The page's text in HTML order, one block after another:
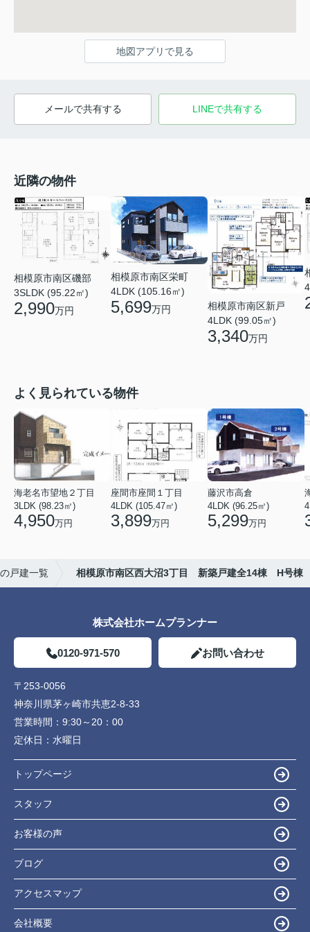
地図アプリで見る
メールで共有する LINEで共有する
近隣の物件
相模原市南区磯部
3SLDK (95.22㎡)
2,990万円
相模原市南区栄町
4LDK (105.16㎡)
5,699万円
相模原市南区新戸
4LDK (99.05㎡)
3,340万円
よく見られている物件
海老名市望地２丁目
3LDK (98.23㎡)
4,950万円
座間市座間１丁目
4LDK (105.47㎡)
3,899万円
藤沢市高倉
4LDK (96.25㎡)
5,299万円
戸建一覧 相模原市南区西大沼3丁目 新築戸建全14棟 H号棟
株式会社ホームプランナー
0120-971-570 お問い合わせ
〒253-0056
神奈川県茅ヶ崎市共恵2-8-33
営業時間： 9:30～20：00
定休日： 水曜日
トップページ
スタッフ
お客様の声
ブログ
アクセスマップ
会社概要